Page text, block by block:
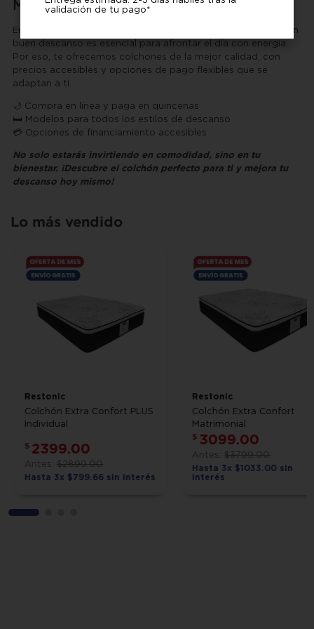
Muebles
En
, sabemos que un
buen descanso es esencial para afrontar el día con energía.
Por eso, te ofrecemos colchones de la mejor calidad, con
precios accesibles y opciones de pago flexibles que se
adaptan a ti.
🌙 Compra en línea y paga en quincenas
🛏️ Modelos para todos los estilos de descanso
💳 Opciones de financiamiento accesibles
No solo estarás invirtiendo en comodidad, sino en tu
bienestar. ¡Descubre el colchón perfecto para ti y mejora tu
descanso hoy mismo!
Lo más vendido
Restonic
Colchón Extra Confort PLUS
Individual
$ 2399.00
$2899.00
Hasta 3x $799. 66 sin interés
Restonic
Colchón Extra Confort
Matrimonial
$ 3099.00
$3799.00
Hasta 3x $1033. 00 sin
interés
validación de tu pago*